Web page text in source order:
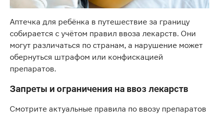
Аптечка для ребёнка в путешествие за границу
собирается с учётом правил ввоза лекарств. Они
могут различаться по странам, а нарушение может
обернуться штрафом или конфискацией
препаратов.
Запреты и ограничения на ввоз лекарств
Смотрите актуальные правила по ввозу препаратов